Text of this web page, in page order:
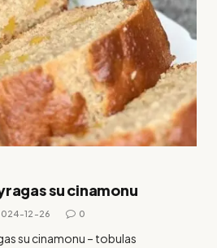
su cinamonu
12-26 0
su cinamonu – tobulas